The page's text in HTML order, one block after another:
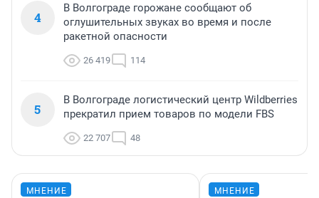
4
В Волгограде горожане сообщают об
оглушительных звуках во время и после
ракетной опасности
26 419 114
5
В Волгограде логистический центр Wildberries
прекратил прием товаров по модели FBS
22 707 48
МНЕНИЕ МНЕНИЕ